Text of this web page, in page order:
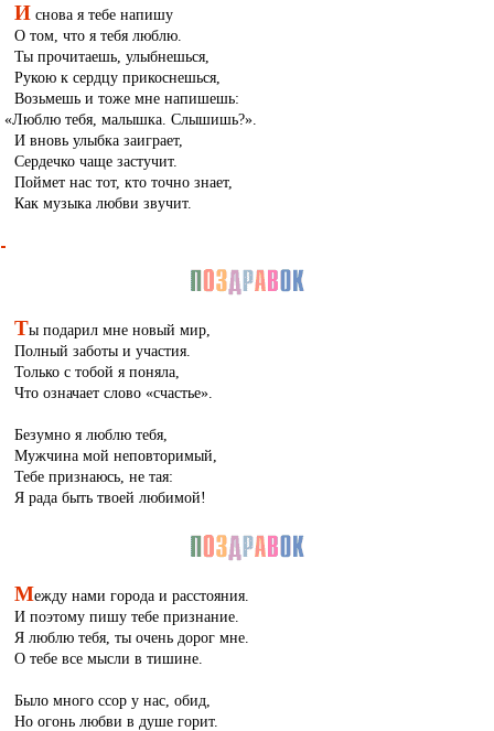
И снова я тебе напишу
О том, что я тебя люблю.
Ты прочитаешь, улыбнешься,
Рукою к сердцу прикоснешься,
Возьмешь и тоже мне напишешь:
«Люблю тебя, малышка. Слышишь?».
И вновь улыбка заиграет,
Сердечко чаще застучит.
Поймет нас тот, кто точно знает,
Как музыка любви звучит.
Ты подарил мне новый мир,
Полный заботы и участия.
Только с тобой я поняла,
Что означает слово «счастье».
Безумно я люблю тебя,
Мужчина мой неповторимый,
Тебе признаюсь, не тая:
Я рада быть твоей любимой!
Между нами города и расстояния.
И поэтому пишу тебе признание.
Я люблю тебя, ты очень дорог мне.
О тебе все мысли в тишине.
Было много ссор у нас, обид,
Но огонь любви в душе горит.